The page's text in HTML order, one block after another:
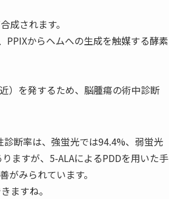
成されます。
PPIXからヘムへの生成を触媒する酵素
）を発するため、脳腫瘍の術中診断
断率は、強蛍光では94.4%、弱蛍光
ますが、5-ALAによるPDDを用いた手
みられています。
ますね。